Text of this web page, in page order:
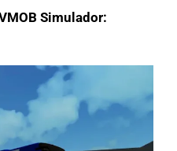
Simulador: